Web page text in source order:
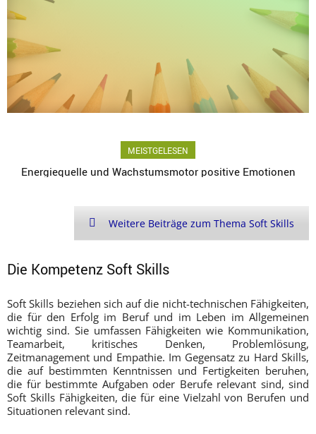
MEISTGELESEN
Energiequelle und Wachstumsmotor positive Emotionen
Weitere Beiträge zum Thema Soft Skills
Die Kompetenz Soft Skills
Soft Skills beziehen sich auf die nicht-technischen Fähigkeiten,
die für den Erfolg im Beruf und im Leben im Allgemeinen
wichtig sind. Sie umfassen Fähigkeiten wie Kommunikation,
Teamarbeit, kritisches Denken, Problemlösung,
Zeitmanagement und Empathie. Im Gegensatz zu Hard Skills,
die auf bestimmten Kenntnissen und Fertigkeiten beruhen,
die für bestimmte Aufgaben oder Berufe relevant sind, sind
Soft Skills Fähigkeiten, die für eine Vielzahl von Berufen und
Situationen relevant sind.